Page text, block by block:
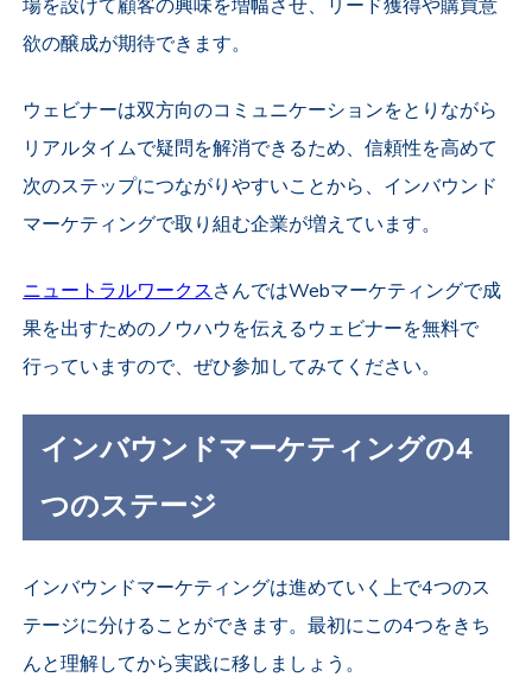
場を設けて顧客の興味を増幅させ、リード獲得や購買意
欲の醸成が期待できます。
ウェビナーは双方向のコミュニケーションをとりながら
リアルタイムで疑問を解消できるため、信頼性を高めて
次のステップにつながりやすいことから、インバウンド
マーケティングで取り組む企業が増えています。
ニュートラルワークスさんではWebマーケティングで成
果を出すためのノウハウを伝えるウェビナーを無料で
行っていますので、ぜひ参加してみてください。
インバウンドマーケティングの4
つのステージ
インバウンドマーケティングは進めていく上で4つのス
テージに分けることができます。最初にこの4つをきち
んと理解してから実践に移しましょう。